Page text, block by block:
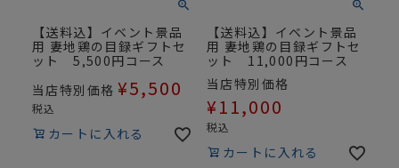
【送料込】イベント景品
用 妻地鶏の目録ギフトセ
ット 5,500円コース
当店特別価格 ¥5,500
税込
カートに入れる
【送料込】イベント景品
用 妻地鶏の目録ギフトセ
ット 11,000円コース
当店特別価格
¥11,000
税込
カートに入れる